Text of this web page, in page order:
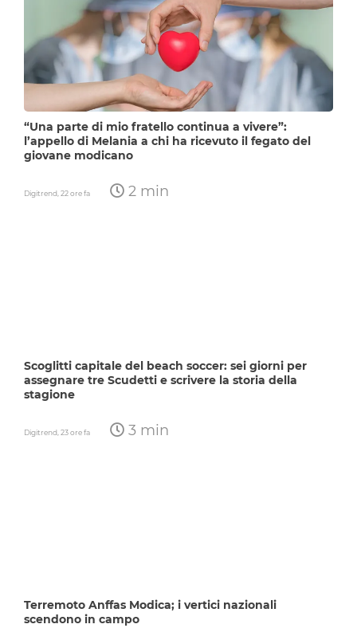
“Una parte di mio fratello continua a vivere”:
l’appello di Melania a chi ha ricevuto il fegato del
giovane modicano
Digitrend,22 ore fa 2 min
Scoglitti capitale del beach soccer: sei giorni per
assegnare tre Scudetti e scrivere la storia della
stagione
Digitrend,23 ore fa 3 min
Terremoto Anffas Modica; i vertici nazionali
scendono in campo